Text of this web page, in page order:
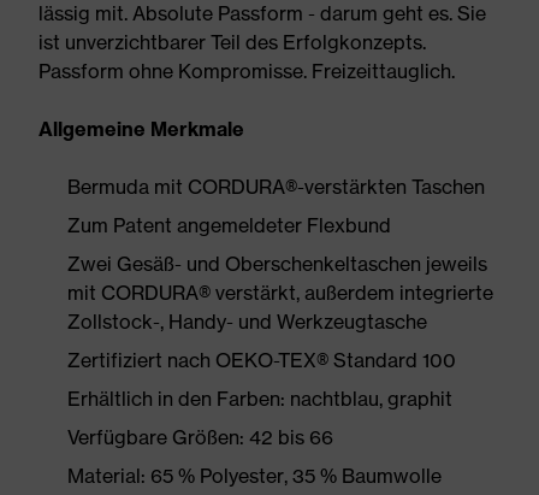
lässig mit. Absolute Passform - darum geht es. Sie
ist unverzichtbarer Teil des Erfolgkonzepts.
Passform ohne Kompromisse. Freizeittauglich.
Allgemeine Merkmale
Bermuda mit CORDURA®-verstärkten Taschen
Zum Patent angemeldeter Flexbund
Zwei Gesäß- und Oberschenkeltaschen jeweils
mit CORDURA® verstärkt, außerdem integrierte
Zollstock-, Handy- und Werkzeugtasche
Zertifiziert nach OEKO-TEX® Standard 100
Erhältlich in den Farben: nachtblau, graphit
Verfügbare Größen: 42 bis 66
Material: 65 % Polyester, 35 % Baumwolle